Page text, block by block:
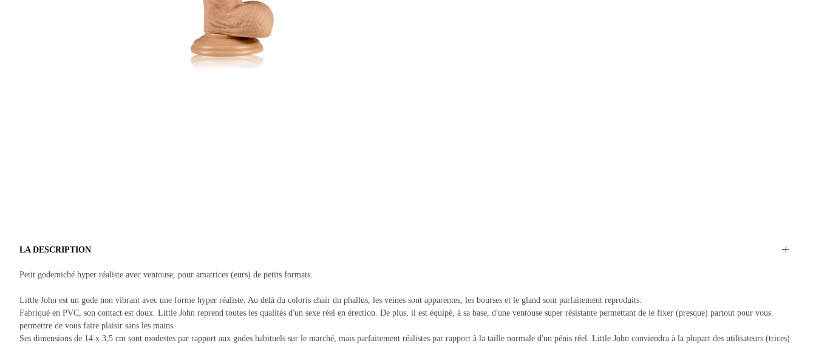
LA DESCRIPTION
Petit godemiché hyper réaliste avec ventouse, pour amatrices (eurs) de petits formats.
Little John est un gode non vibrant avec une forme hyper réaliste. Au delà du coloris chair du phallus, les veines sont apparentes, les bourses et le gland sont parfaitement reproduits.
Fabriqué en PVC, son contact est doux. Little John reprend toutes les qualités d'un sexe réel en érection. De plus, il est équipé, à sa base, d'une ventouse super résistante permettant de le fixer (presque) partout pour vous
permettre de vous faire plaisir sans les mains.
Ses dimensions de 14 x 3,5 cm sont modestes par rapport aux godes habituels sur le marché, mais parfaitement réalistes par rapport à la taille normale d'un pénis réel. Little John conviendra à la plupart des utilisateurs (trices)